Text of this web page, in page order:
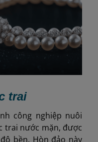
trai
công nghiệp nuôi
trai nước mặn, được
bền. Hòn đảo này